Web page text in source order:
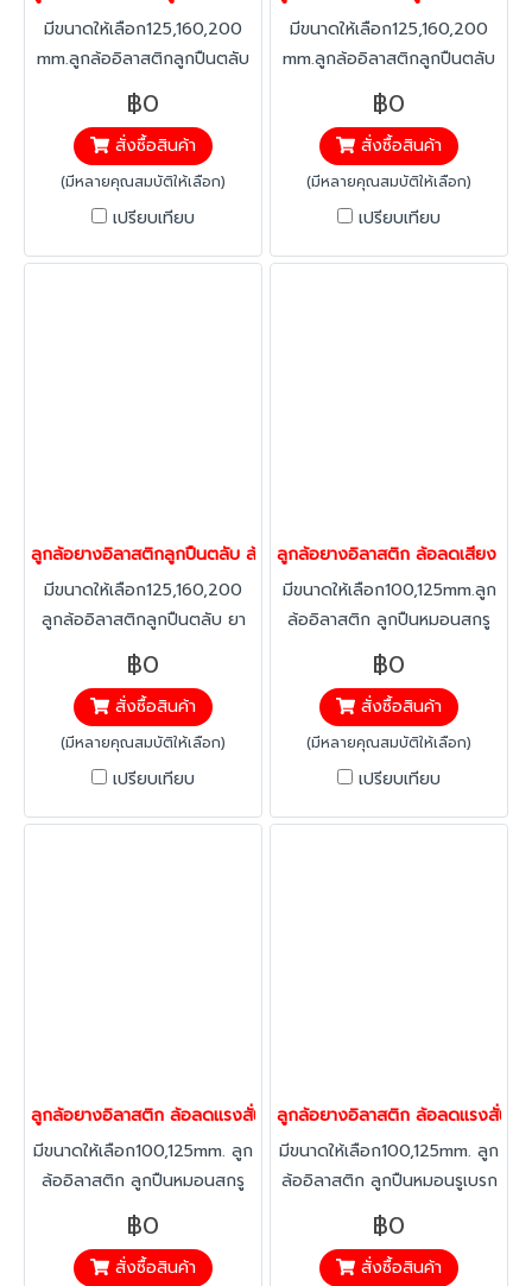
มีขนาดให้เลือก125,160,200
mm.ลูกล้ออิลาสติกลูกปืนตลับ
ยางอิลาสติก ทนทาน ต่อสาร
คลอลีน ลดแรงสะเทือน ได้
มากกว่าทั่วไป เงียบ ลดเสียงได้
มากกว่า40% ทนทานต่อ
อุณหภูมิ -20 องศาถึง +60
฿0
สั่งซื้อสินค้า
(มีหลายคุณสมบัติให้เลือก)
เปรียบเทียบ
มีขนาดให้เลือก125,160,200
mm.ลูกล้ออิลาสติกลูกปืนตลับ
ยางอิลาสติก ทนทาน ต่อสาร
คลอลีน ลดแรงสะเทือน ได้
มากกว่าทั่วไป เงียบ ลดเสียงได้
มากกว่า40% ทนทานต่อ
อุณหภูมิ -20 องศาถึง +60
฿0
สั่งซื้อสินค้า
(มีหลายคุณสมบัติให้เลือก)
เปรียบเทียบ
ลูกล้อยางอิลาสติกลูกปืนตลับ ล้อลดเสียง ล้อลดแรงสั่นสะเทือน ล้อไม่
มีขนาดให้เลือก125,160,200
ลูกล้ออิลาสติกลูกปืนตลับ ยา
งอิลาสติก ทนทาน ต่อสารคลอ
ลีน ลดแรงสะเทือน ได้มากกว่า
ทั่วไป เงียบ ลดเสียงได้
มากกว่า40% ทนทานต่อ
อุณหภูมิ -20 องศาถึง +60
฿0
สั่งซื้อสินค้า
(มีหลายคุณสมบัติให้เลือก)
เปรียบเทียบ
ลูกล้อยางอิลาสติก ล้อลดเสียง ล้อล
มีขนาดให้เลือก100,125mm.ลูก
ล้ออิลาสติก ลูกปืนหมอนสกรู
เบรก ยางอิลาสติก ทนทาน ต่อ
สารคลอลีน ลดแรงสะเทือน ได้
มากกว่าทั่วไป ทนทานต่อ
อุณหภูมิ -20 องศาถึง +60
องศา
฿0
สั่งซื้อสินค้า
(มีหลายคุณสมบัติให้เลือก)
เปรียบเทียบ
ลูกล้อยางอิลาสติก ล้อลดแรงสั่นสะเทือน ล้อลดเสียง รับน้ำหนัก 160-
มีขนาดให้เลือก100,125mm. ลูก
ล้ออิลาสติก ลูกปืนหมอนสกรู
หมุน ยางอิลาสติก ทนทาน ต่อ
สารคลอลีน ลดแรงสะเทือน ได้
มากกว่าทั่วไป ทนทานต่อ
฿0
สั่งซื้อสินค้า
ลูกล้อยางอิลาสติก ล้อลดแรงสั่นสะ
มีขนาดให้เลือก100,125mm. ลูก
ล้ออิลาสติก ลูกปืนหมอนรูเบรก
ยางอิลาสติก ทนทาน ต่อสาร
คลอลีน ลดแรงสะเทือน ได้
มากกว่าทั่วไป ทนทานต่อ
฿0
สั่งซื้อสินค้า